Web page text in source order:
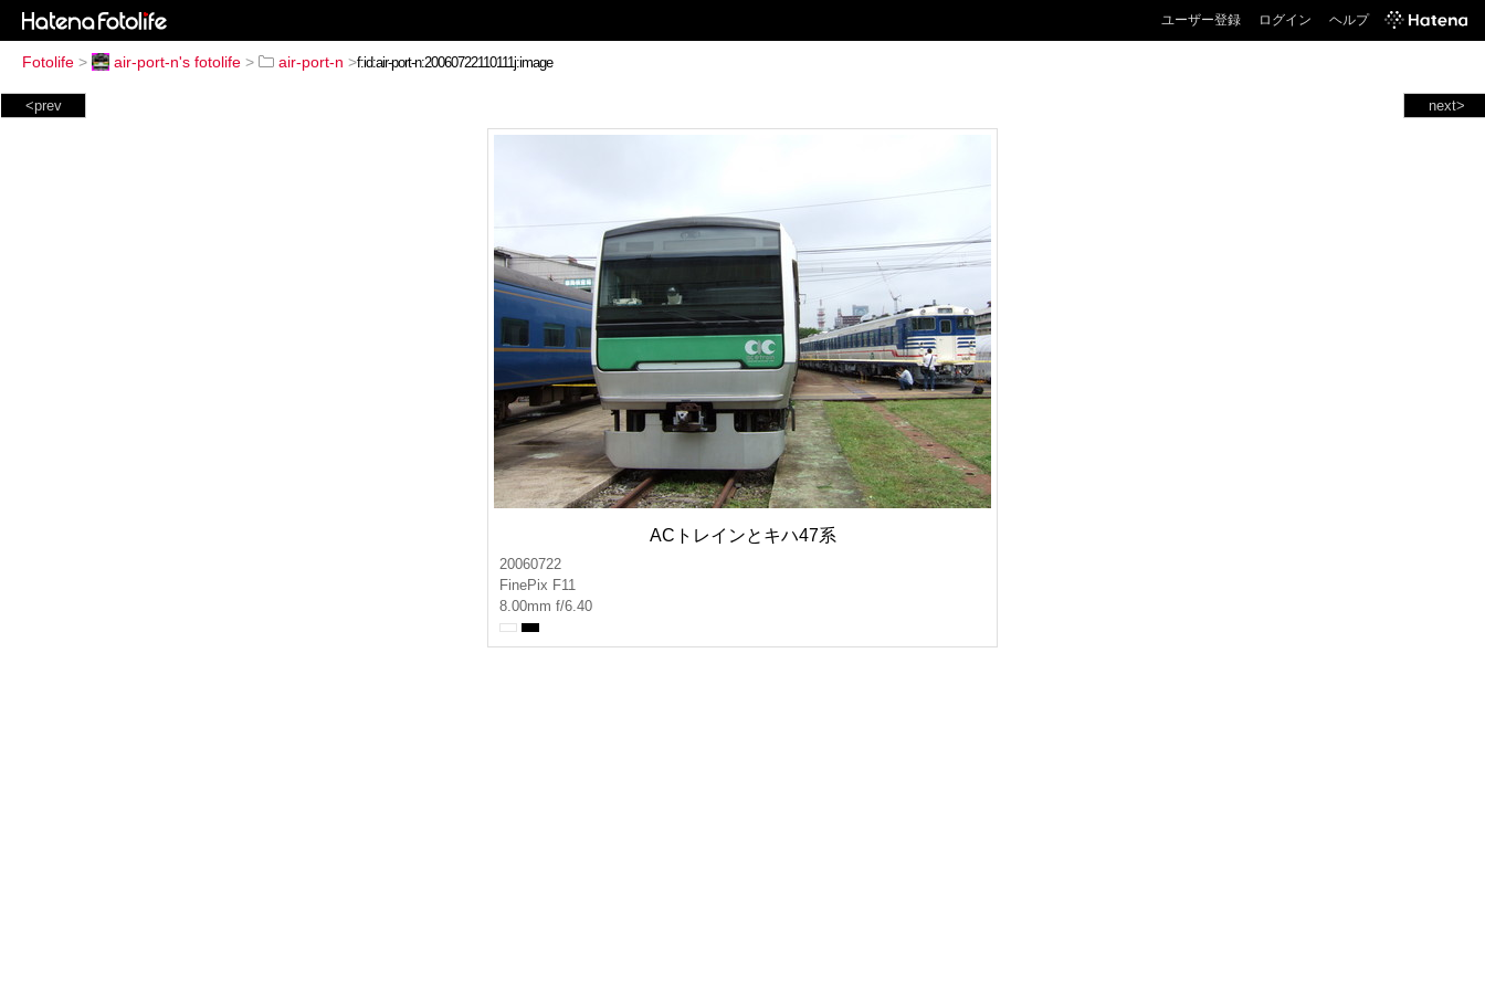
ユーザー登録 ログイン ヘルプ
Fotolife > air-port-n's fotolife > air-port-n >
next>
<prev
ACトレインとキハ47系
20060722
FinePix F11
8.00mm f/6.40